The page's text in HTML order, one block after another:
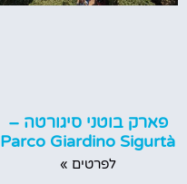
פארק בוטני סיגורטה –
Parco Giardino Sigurtà
לפרטים »